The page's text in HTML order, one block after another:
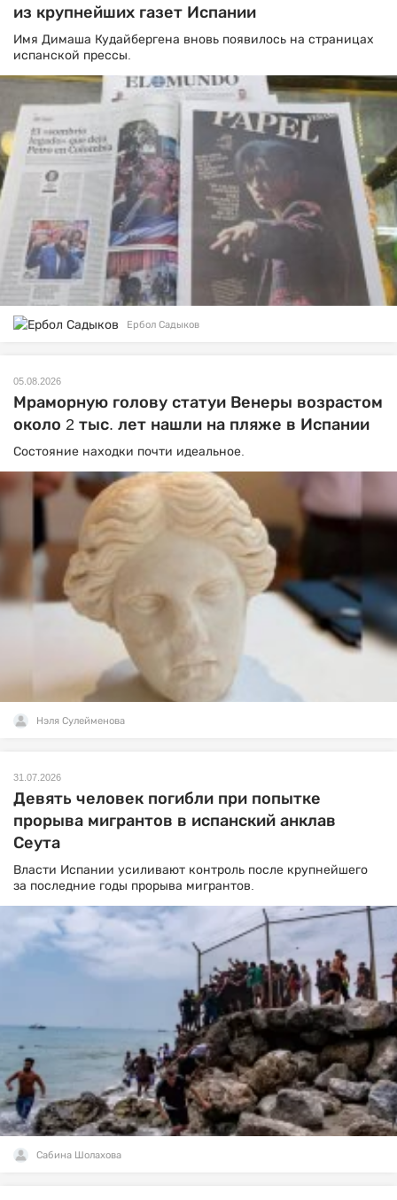
из крупнейших газет Испании
Имя Димаша Кудайбергена вновь появилось на страницах
испанской прессы.
Ербол Садыков
05.08.2026
Мраморную голову статуи Венеры возрастом
около 2 тыс. лет нашли на пляже в Испании
Состояние находки почти идеальное.
Нэля Сулейменова
31.07.2026
Девять человек погибли при попытке
прорыва мигрантов в испанский анклав
Сеута
Власти Испании усиливают контроль после крупнейшего
за последние годы прорыва мигрантов.
Сабина Шолахова